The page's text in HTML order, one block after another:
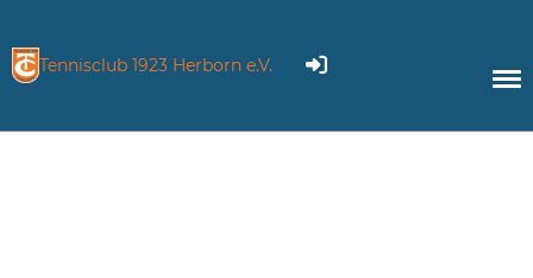
Tennisclub 1923 Herborn e.V.